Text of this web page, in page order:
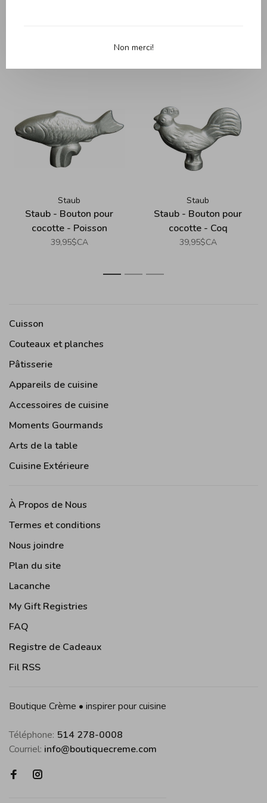
Staub
Staub - Bouton pour
cocotte - Poisson
39,95$CA
Staub
Staub - Bouton pour
cocotte - Coq
39,95$CA
1 2 3
Cuisson
Couteaux et planches
Pâtisserie
Appareils de cuisine
Accessoires de cuisine
Moments Gourmands
Arts de la table
Cuisine Extérieure
À Propos de Nous
Termes et conditions
Nous joindre
Plan du site
Lacanche
My Gift Registries
FAQ
Registre de Cadeaux
Fil RSS
Boutique Crème • inspirer pour cuisine
Téléphone: 514 278-0008
Courriel: info@boutiquecreme.com
Non merci!